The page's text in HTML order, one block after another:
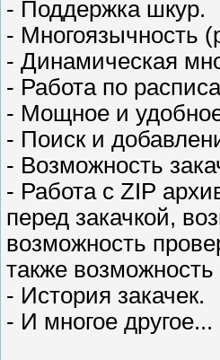
- Поддержка шкур.
- Многоязычность
- Динамическая
- Работа по
- Мощное и удобное
- Поиск и
- Возможность
- Работа с ZIP
перед закачкой,
возможность
также
- История закачек.
- И многое другое...